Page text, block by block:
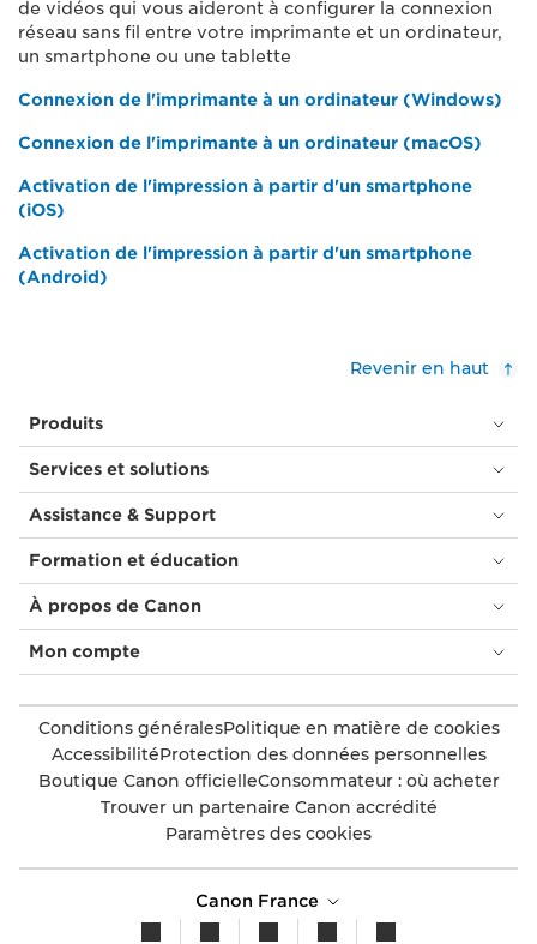
de vidéos qui vous aideront à configurer la connexion
réseau sans fil entre votre imprimante et un ordinateur,
un smartphone ou une tablette
Connexion de l'imprimante à un ordinateur (Windows)
Connexion de l'imprimante à un ordinateur (macOS)
Activation de l'impression à partir d'un smartphone
(iOS)
Activation de l'impression à partir d'un smartphone
(Android)
Revenir en haut
Produits
Services et solutions
Assistance & Support
Formation et éducation
À propos de Canon
Mon compte
Conditions généralesPolitique en matière de cookies
AccessibilitéProtection des données personnelles
Boutique Canon officielleConsommateur : où acheter
Trouver un partenaire Canon accrédité
Paramètres des cookies
Canon France